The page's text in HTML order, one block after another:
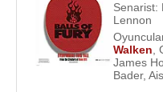
Oyuncu:
2018 - War with
2018 - Irreplaceable
2016 - Orman
Senarist:
Lennon
Walken,
James
Bader,